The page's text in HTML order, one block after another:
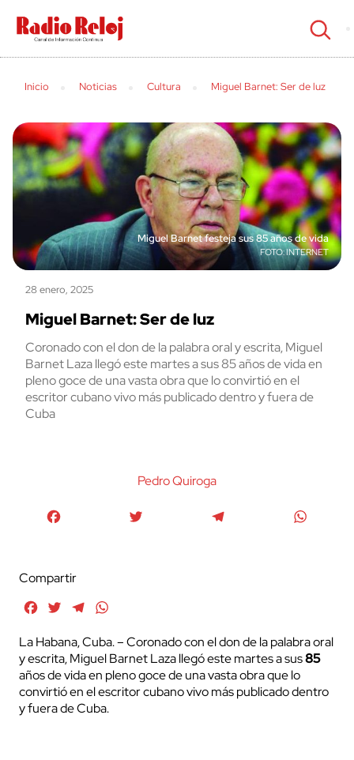
cerrar
Inicio Noticias Cultura Miguel Barnet: Ser de luz
Miguel Barnet festeja sus 85 años de vida
INTERNET
28 enero, 2025
Miguel Barnet: Ser de luz
Coronado con el don de la palabra oral y escrita, Miguel
Barnet Laza llegó este martes a sus 85 años de vida en
pleno goce de una vasta obra que lo convirtió en el
escritor cubano vivo más publicado dentro y fuera de
Cuba
Pedro Quiroga
Compartir
FacebookTwitterTelegram
La Habana, Cuba. – Coronado con el don de la palabra oral
y escrita, Miguel Barnet Laza llegó este martes a sus85
años de vida en pleno goce de una vasta obra que lo
convirtió en el escritor cubano vivo más publicado dentro
y fuera de Cuba.